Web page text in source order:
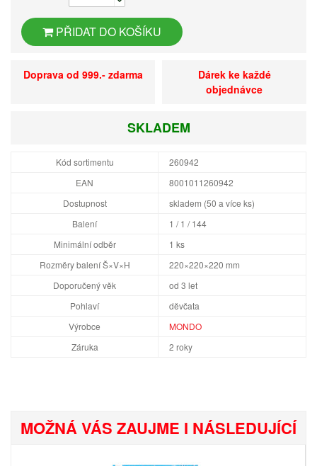
PŘIDAT DO KOŠÍKU
Doprava od 999.- zdarma
Dárek ke každé
objednávce
SKLADEM
Kód sortimentu
260942
EAN
8001011260942
Dostupnost
skladem (50 a více ks)
Balení
1 / 1 / 144
Minimální odběr
1 ks
Rozměry balení Š×V×H
220×220×220 mm
Doporučený věk
od 3 let
Pohlaví
děvčata
Výrobce
MONDO
Záruka
2 roky
MOŽNÁ VÁS ZAUJME I NÁSLEDUJÍCÍ